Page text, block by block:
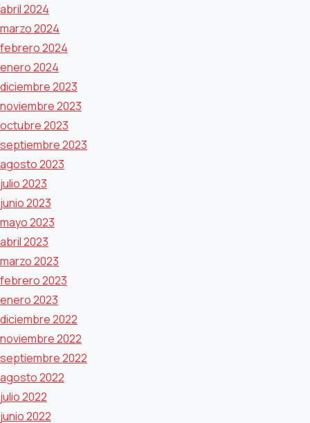
abril 2024
marzo 2024
febrero 2024
enero 2024
diciembre 2023
noviembre 2023
octubre 2023
septiembre 2023
agosto 2023
julio 2023
junio 2023
mayo 2023
abril 2023
marzo 2023
febrero 2023
enero 2023
diciembre 2022
noviembre 2022
septiembre 2022
agosto 2022
julio 2022
junio 2022